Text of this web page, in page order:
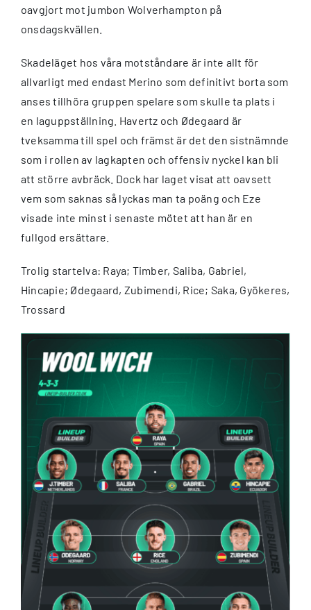
oavgjort mot jumbon Wolverhampton på
onsdagskvällen.
Skadeläget hos våra motståndare är inte allt för
allvarligt med endast Merino som definitivt borta som
anses tillhöra gruppen spelare som skulle ta plats i
en laguppställning. Havertz och Ødegaard är
tveksamma till spel och främst är det den sistnämnde
som i rollen av lagkapten och offensiv nyckel kan bli
att större avbräck. Dock har laget visat att oavsett
vem som saknas så lyckas man ta poäng och Eze
visade inte minst i senaste mötet att han är en
fullgod ersättare.
Trolig startelva: Raya; Timber, Saliba, Gabriel,
Hincapie; Ødegaard, Zubimendi, Rice; Saka, Gyökeres,
Trossard